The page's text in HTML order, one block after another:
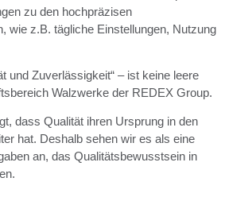
zu den hochpräzisen
wie z.B. tägliche Einstellungen, Nutzung
und Zuverlässigkeit“ – ist keine leere
Walzwerke der REDEX Group.
dass Qualität ihren Ursprung in den
hat. Deshalb sehen wir es als eine
an, das Qualitätsbewusstsein in